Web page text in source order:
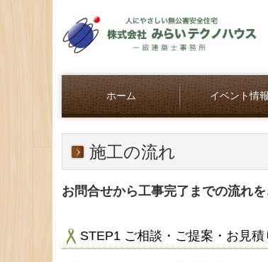
ホーム イベント情
施工の流れ
お問合せから工事完了までの流れを
STEP1 ご相談・ご提案・お見積